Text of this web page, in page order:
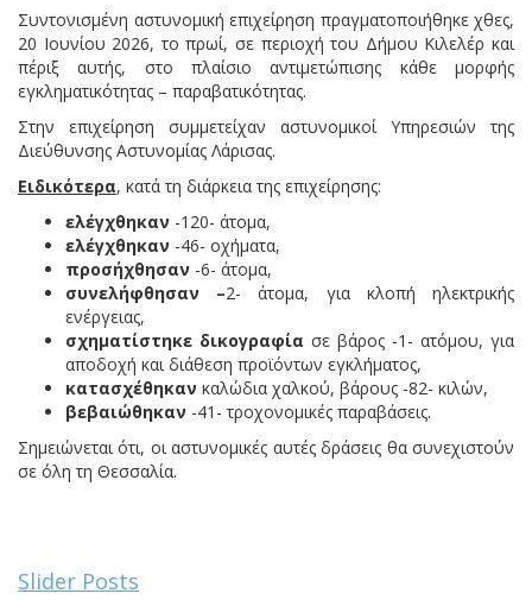
Συντονισμένη αστυνομική επιχείρηση πραγματοποιήθηκε χθες,
20 Ιουνίου 2026, το πρωί, σε περιοχή του Δήμου Κιλελέρ και
πέριξ αυτής, στο πλαίσιο αντιμετώπισης κάθε μορφής
εγκληματικότητας – παραβατικότητας.
Στην επιχείρηση συμμετείχαν αστυνομικοί Υπηρεσιών της
Διεύθυνσης Αστυνομίας Λάρισας.
Ειδικότερα, κατά τη διάρκεια της επιχείρησης:
ελέγχθηκαν -120- άτομα,
ελέγχθηκαν -46- οχήματα,
προσήχθησαν -6- άτομα,
συνελήφθησαν
–2- άτομα, για κλοπή ηλεκτρικής
ενέργειας,
σχηματίστηκε δικογραφία σε βάρος -1- ατόμου, για
αποδοχή και διάθεση προϊόντων εγκλήματος,
κατασχέθηκαν καλώδια χαλκού, βάρους -82- κιλών,
βεβαιώθηκαν -41- τροχονομικές παραβάσεις.
Σημειώνεται ότι, οι αστυνομικές αυτές δράσεις θα συνεχιστούν
σε όλη τη Θεσσαλία.
Slider Posts